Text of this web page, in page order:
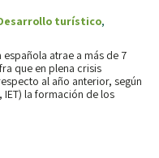
turístico,
atrae a más de 7
que en plena crisis
al año anterior, según
la formación de los